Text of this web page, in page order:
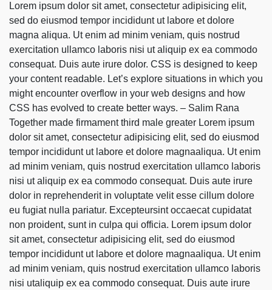
Lorem ipsum dolor sit amet, consectetur adipisicing elit,
sed do eiusmod tempor incididunt ut labore et dolore
magna aliqua. Ut enim ad minim veniam, quis nostrud
exercitation ullamco laboris nisi ut aliquip ex ea commodo
consequat. Duis aute irure dolor. CSS is designed to keep
your content readable. Let’s explore situations in which you
might encounter overflow in your web designs and how
CSS has evolved to create better ways. – Salim Rana
Together made firmament third male greater Lorem ipsum
dolor sit amet, consectetur adipisicing elit, sed do eiusmod
tempor incididunt ut labore et dolore magnaaliqua. Ut enim
ad minim veniam, quis nostrud exercitation ullamco laboris
nisi ut aliquip ex ea commodo consequat. Duis aute irure
dolor in reprehenderit in voluptate velit esse cillum dolore
eu fugiat nulla pariatur. Excepteursint occaecat cupidatat
non proident, sunt in culpa qui officia. Lorem ipsum dolor
sit amet, consectetur adipisicing elit, sed do eiusmod
tempor incididunt ut labore et dolore magnaaliqua. Ut enim
ad minim veniam, quis nostrud exercitation ullamco laboris
nisi utaliquip ex ea commodo consequat. Duis aute irure